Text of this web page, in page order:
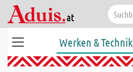
Werken & Technik